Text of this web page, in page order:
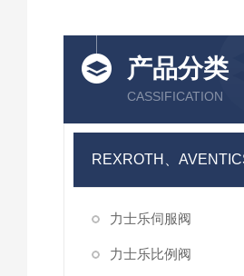
产品分类
CASSIFICATION
REXROTH、
力士乐伺服阀
力士乐比例阀